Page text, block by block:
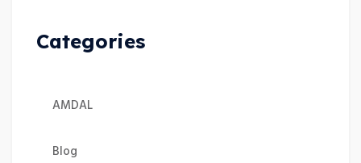
Categories
AMDAL
Blog